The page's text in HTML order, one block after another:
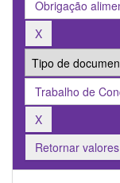
Retornar valores